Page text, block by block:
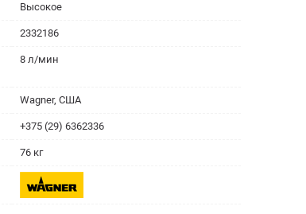
Высокое
2332186
8 л/мин
Wagner, США
+375 (29) 6362336
76 кг